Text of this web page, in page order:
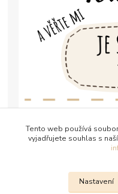
Tento web používá
vyjadřujete souhlas s
Nastavení